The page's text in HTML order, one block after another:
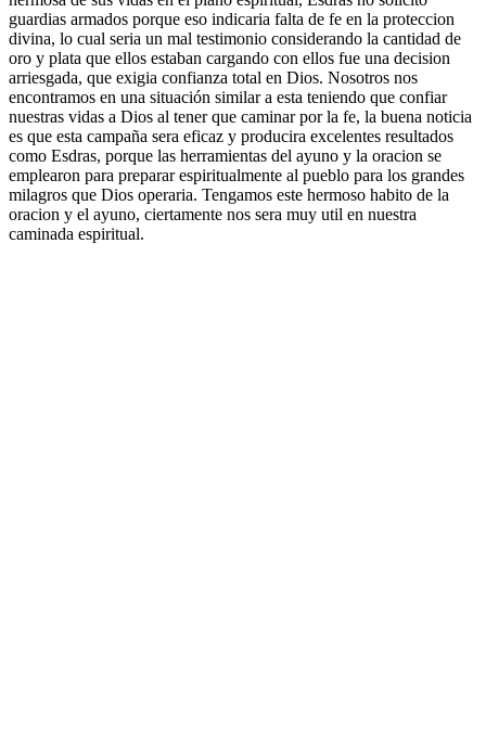
guardias armados porque eso indicaria falta de fe en la proteccion
divina, lo cual seria un mal testimonio considerando la cantidad de
oro y plata que ellos estaban cargando con ellos fue una decision
arriesgada, que exigia confianza total en Dios. Nosotros nos
encontramos en una situación similar a esta teniendo que confiar
nuestras vidas a Dios al tener que caminar por la fe, la buena noticia
es que esta campaña sera eficaz y producira excelentes resultados
como Esdras, porque las herramientas del ayuno y la oracion se
emplearon para preparar espiritualmente al pueblo para los grandes
milagros que Dios operaria. Tengamos este hermoso habito de la
oracion y el ayuno, ciertamente nos sera muy util en nuestra
caminada espiritual.